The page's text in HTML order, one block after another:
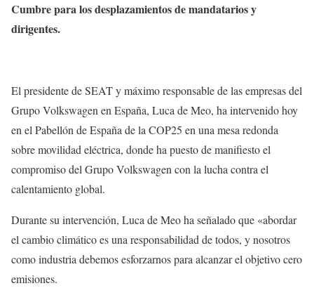
Cumbre para los desplazamientos de mandatarios y
dirigentes.
El presidente de SEAT y máximo responsable de las empresas del
Grupo Volkswagen en España, Luca de Meo, ha intervenido hoy
en el Pabellón de España de la COP25 en una mesa redonda
sobre movilidad eléctrica, donde ha puesto de manifiesto el
compromiso del Grupo Volkswagen con la lucha contra el
calentamiento global.
Durante su intervención, Luca de Meo ha señalado que «abordar
el cambio climático es una responsabilidad de todos, y nosotros
como industria debemos esforzarnos para alcanzar el objetivo cero
emisiones.